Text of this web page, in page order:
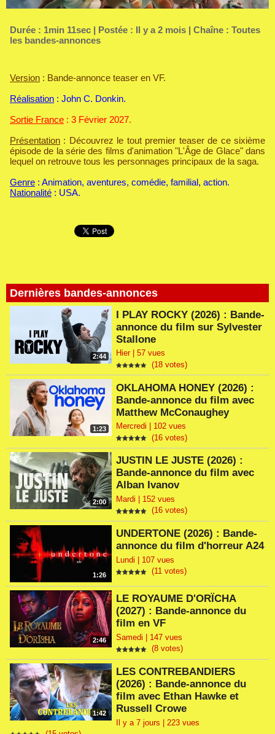
Dernières bandes-annonces
2:44
I PLAY ROCKY (2026) : Bande-
annonce du film sur Sylvester
Stallone
Hier | 57 vues
(18 votes)
1:23
OKLAHOMA HONEY (2026) :
Bande-annonce du film avec
Matthew McConaughey
Mercredi | 102 vues
(16 votes)
2:00
JUSTIN LE JUSTE (2026) :
Bande-annonce du film avec
Alban Ivanov
Mardi | 152 vues
(16 votes)
1:26
UNDERTONE (2026) : Bande-
annonce du film d'horreur A24
Lundi | 107 vues
(11 votes)
2:46
LE ROYAUME D'ORÏCHA
(2027) : Bande-annonce du
film en VF
Samedi | 147 vues
(8 votes)
1:42
LES CONTREBANDIERS
(2026) : Bande-annonce du
film avec Ethan Hawke et
Russell Crowe
Il y a 7 jours | 223 vues
Durée : 1min 11sec | Postée : Il y a 2 mois | Chaîne : Toutes
les bandes-annonces
Version : Bande-annonce teaser en VF.
Réalisation : John C. Donkin.
Sortie France : 3 Février 2027.
Présentation : Découvrez le tout premier teaser de ce sixième
épisode de la série des films d'animation "L'Âge de Glace" dans
lequel on retrouve tous les personnages principaux de la saga.
Genre : Animation, aventures, comédie, familial, action.
Nationalité : USA.